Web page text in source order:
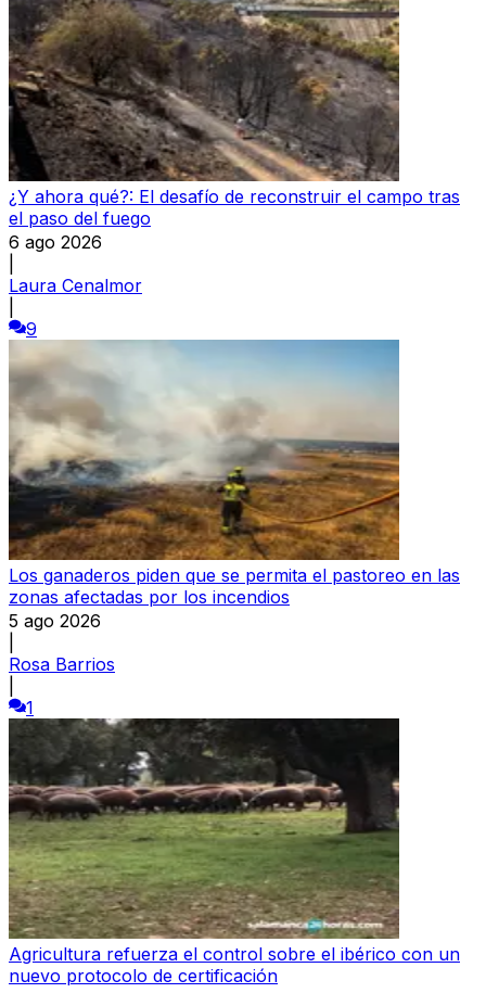
¿Y ahora qué?: El desafío de reconstruir el campo tras
el paso del fuego
6 ago 2026
Laura Cenalmor
9
Los ganaderos piden que se permita el pastoreo en las
zonas afectadas por los incendios
5 ago 2026
Rosa Barrios
1
Agricultura refuerza el control sobre el ibérico con un
nuevo protocolo de certificación